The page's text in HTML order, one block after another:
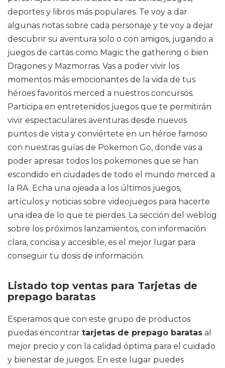
deportes y libros más populares. Te voy a dar
algunas notas sobre cada personaje y te voy a dejar
descubrir su aventura solo o con amigos, jugando a
juegos de cartas como Magic the gathering o bien
Dragones y Mazmorras. Vas a poder vivir los
momentos más emocionantes de la vida de tus
héroes favoritos merced a nuestros concursos.
Participa en entretenidos juegos que te permitirán
vivir espectaculares aventuras desde nuevos
puntos de vista y conviértete en un héroe famoso
con nuestras guías de Pokemon Go, donde vas a
poder apresar todos los pokemones que se han
escondido en ciudades de todo el mundo merced a
la RA. Echa una ojeada a los últimos juegos,
artículos y noticias sobre videojuegos para hacerte
una idea de lo que te pierdes. La sección del weblog
sobre los próximos lanzamientos, con información
clara, concisa y accesible, es el mejor lugar para
conseguir tu dosis de información.
Listado top ventas para Tarjetas de
prepago baratas
Esperamos que con este grupo de productos
puedas encontrar tarjetas de prepago baratas al
mejor precio y con la calidad óptima para el cuidado
y bienestar de juegos. En este lugar puedes